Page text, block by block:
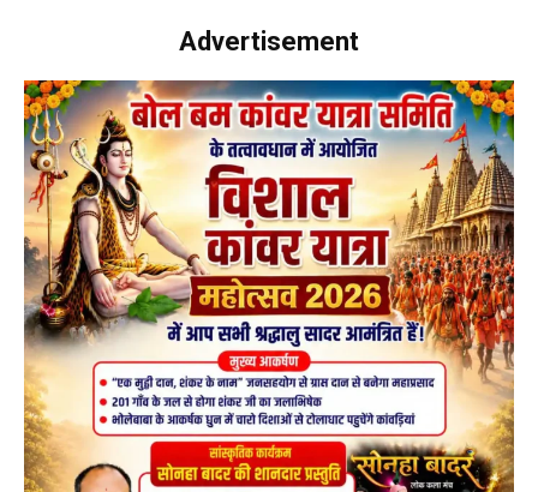
Advertisement